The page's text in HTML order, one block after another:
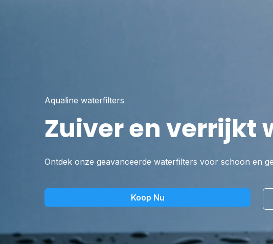
Aqualine waterfilters
Zuiver en verrijkt
Ontdek onze geavanceerde waterfilters voor schoon en
Koop Nu